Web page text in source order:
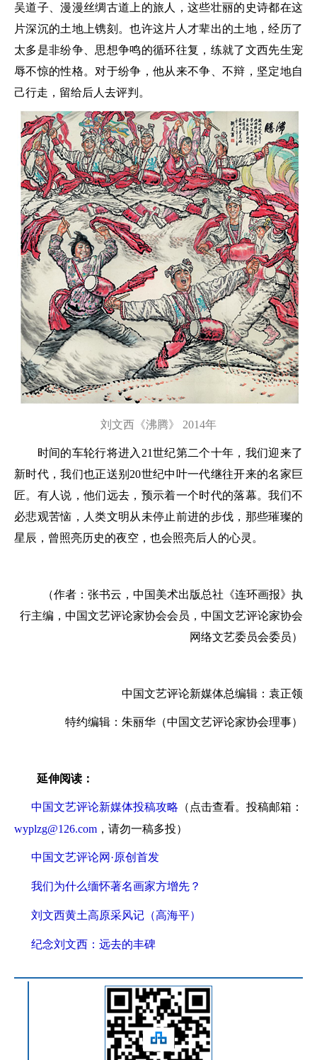
吴道子、漫漫丝绸古道上的旅人，这些壮丽的史诗都在这
片深沉的土地上镌刻。也许这片人才辈出的土地，经历了
太多是非纷争、思想争鸣的循环往复，练就了文西先生宠
辱不惊的性格。对于纷争，他从来不争、不辩，坚定地自
己行走，留给后人去评判。
刘文西《沸腾》 2014年
时间的车轮行将进入21世纪第二个十年，我们迎来了
新时代，我们也正送别20世纪中叶一代继往开来的名家巨
匠。有人说，他们远去，预示着一个时代的落幕。我们不
必悲观苦恼，人类文明从未停止前进的步伐，那些璀璨的
星辰，曾照亮历史的夜空，也会照亮后人的心灵。
（作者：张书云，中国美术出版总社《连环画报》执
行主编，中国文艺评论家协会会员，中国文艺评论家协会
网络文艺委员会委员）
中国文艺评论新媒体总编辑：袁正领
特约编辑：朱丽华（中国文艺评论家协会理事）
延伸阅读：
中国文艺评论新媒体投稿攻略 （点击查看。投稿邮箱：
wyplzg@126.com ，请勿一稿多投）
中国文艺评论网·原创首发
我们为什么缅怀著名画家方增先？
刘文西黄土高原采风记（高海平）
纪念刘文西：远去的丰碑